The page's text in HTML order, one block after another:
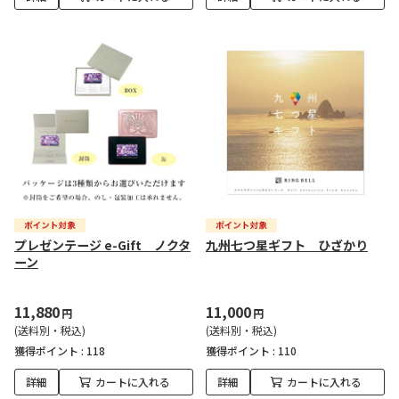
プレゼンテージ e-Gift ノクタ
ーン
11,880円
(送料別・税込)
獲得ポイント : 118
詳細 カートに入れる
九州七つ星ギフト ひざかり
11,000円
(送料別・税込)
獲得ポイント : 110
詳細 カートに入れる